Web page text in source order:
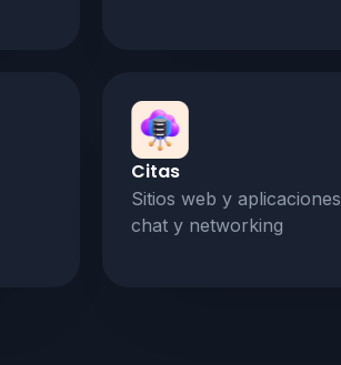
Citas
Sitios web y
chat y networking